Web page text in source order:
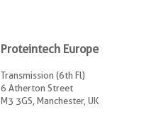
Proteintech Europe
Transmission (6th Fl)
6 Atherton Street
M3 3GS, Manchester, UK